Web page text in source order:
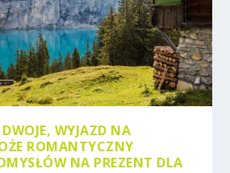
WYJAZD NA
ROMANTYCZNY
NA PREZENT DLA